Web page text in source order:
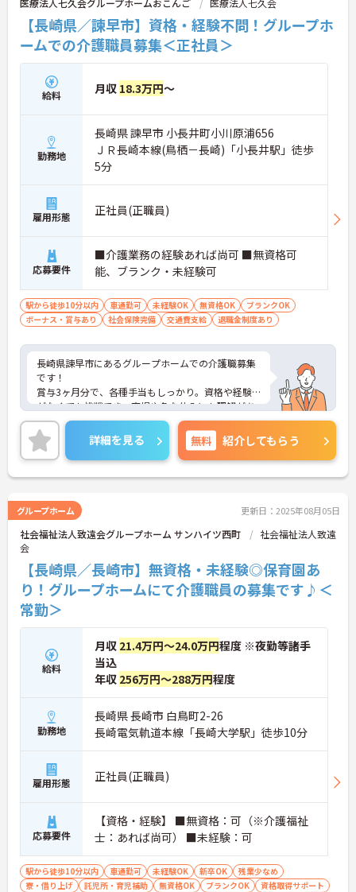
【長崎県／諫早市】資格・経験不問！グループホ
ームでの介護職員募集＜正社員＞
給料 月収 18.3万円～
勤務地
長崎県 諫早市 小長井町小川原浦656
ＪＲ長崎本線(鳥栖－長崎)「小長井駅」徒歩
5分
雇用形態 正社員(正職員)
応募要件
■介護業務の経験あれば尚可 ■無資格可
能、ブランク・未経験可
駅から徒歩10分以内 車通勤可 未経験OK 無資格OK
ブランクOK
ボーナス・賞与あり
社会保険完備 交通費支給 退職金制度あり
長崎県諫早市にあるグループホームでの介護職募集
です！
賞与3ヶ月分で、各種手当もしっかり。資格や経験
がなくても挑戦でき、育児や急な休みにも理解があ
る温かい職場です。
小長井駅徒歩5分＆無料駐車場利用OKで通勤も安
心。ご興味がある方は、ご面接のポイントをお伝え
しますので、お気軽にお問い合わせください。
詳細を見る 無料 紹介してもらう
グループホーム 更新日：2025年08月05日
社会福祉法人致遠会グループホーム サンハイツ西町
社会福祉法人致遠
会
【長崎県／長崎市】無資格・未経験◎保育園あ
り！グループホームにて介護職員の募集です♪＜
常勤＞
給料
月収 21.4万円～24.0万円程度 ※夜勤等諸手
当込
年収 256万円～288万円程度
勤務地
長崎県 長崎市 白鳥町2-26
長崎電気軌道本線「長崎大学駅」徒歩10分
雇用形態 正社員(正職員)
応募要件
【資格・経験】 ■無資格：可（※介護福祉
士：あれば尚可） ■未経験：可
駅から徒歩10分以内 車通勤可 未経験OK 新卒OK
残業少なめ
寮・借り上げ
託児所・育児補助 無資格OK ブランクOK
資格取得サポート